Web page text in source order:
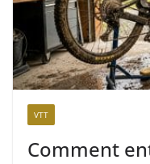
VTT
Comment